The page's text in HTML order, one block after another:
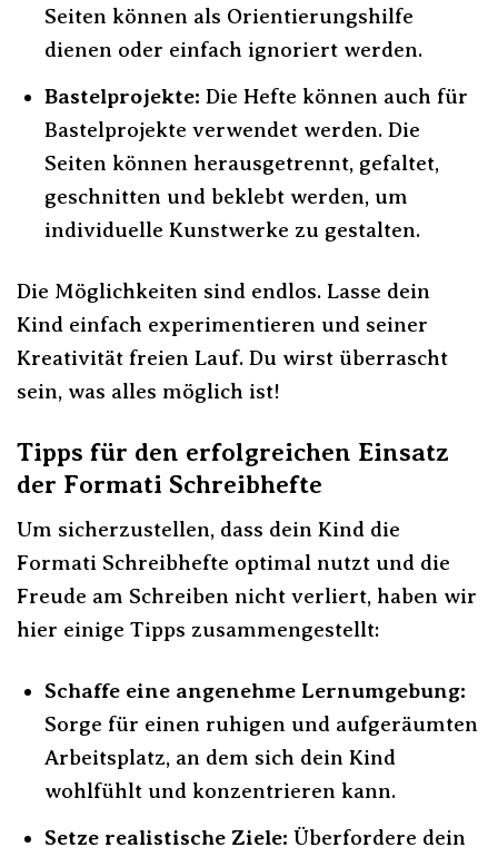
Seiten können als Orientierungshilfe
dienen oder einfach ignoriert werden.
Bastelprojekte: Die Hefte können auch für
Bastelprojekte verwendet werden. Die
Seiten können herausgetrennt, gefaltet,
geschnitten und beklebt werden, um
individuelle Kunstwerke zu gestalten.
Die Möglichkeiten sind endlos. Lasse dein
Kind einfach experimentieren und seiner
Kreativität freien Lauf. Du wirst überrascht
sein, was alles möglich ist!
Tipps für den erfolgreichen Einsatz
der Formati Schreibhefte
Um sicherzustellen, dass dein Kind die
Formati Schreibhefte optimal nutzt und die
Freude am Schreiben nicht verliert, haben wir
hier einige Tipps zusammengestellt:
Schaffe eine angenehme Lernumgebung:
Sorge für einen ruhigen und aufgeräumten
Arbeitsplatz, an dem sich dein Kind
wohlfühlt und konzentrieren kann.
Setze realistische Ziele: Überfordere dein